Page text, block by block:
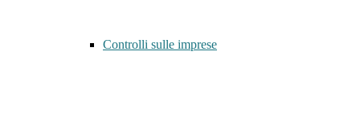
Controlli sulle imprese